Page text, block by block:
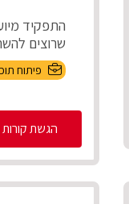
התפקיד
שרוצים
פיתוח
הגשת קורות